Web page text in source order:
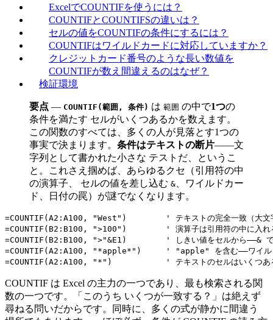
ExcelでCOUNTIFを使うには？
COUNTIFとCOUNTIFSの違いは？
セルの値をCOUNTIFの条件にするには？
COUNTIFはワイルドカードに対応していますか？
クレジットカード番号のような長い数値を
COUNTIFが数え間違えるのはなぜ？
検証環境
要点 — COUNTIF(範囲, 条件) は 範囲 の中で1つの
条件を満たす セルがいくつあるかを数えます。
この関数のすべては、多くの人が見落とす1つの
事実で決まります。 条件はテキストの断片——文
字列として書かれた小さな テストだ、というこ
と。これさえ掴めば、あらゆるクセ（引用符の中
の演算子、 セルの値を差し込む & 、ワイルドカー
ド、日付の罠）が謎でなくなります。
=COUNTIF(A2:A100, "West")        ' テキストの完全一致（大文字
=COUNTIF(B2:B100, ">100")        ' 演算子は引用符の中に入れ
=COUNTIF(B2:B100, ">"&E1)        ' しきい値をセルから——& で
=COUNTIF(A2:A100, "*apple*")     ' "apple" を含む——ワイルド
COUNTIF は Excel の主力の一つであり、最も検索される関
数の一つです。「このうち いくつが一致する？」は絶えず
尋ねる問いだからです。同時に、多くの式が静かに間違う